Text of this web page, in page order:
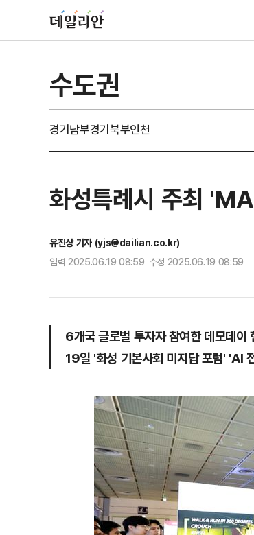
수도권
경기남부경기북부인천
화성특례시 주최
유진상 기자 (yjs@dailian.co.kr)
입력 2025.06.19 08:59 수정 2025.06.19 08:59
6개국 글로벌 투자자 참여한 데모데이
19일 '화성 기본사회 미지답 포럼' 'AI